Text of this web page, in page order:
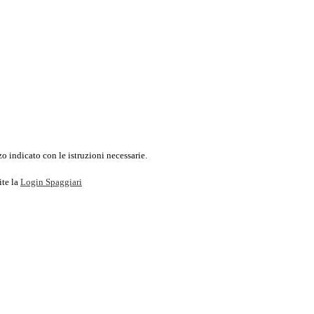
indicato con le istruzioni necessarie.
la Login Spaggiari